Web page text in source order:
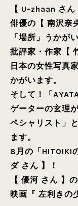
【 U-zhaan さ
俳優の【 南沢奈
「場所」うかが
批評家・作家【
日本の女性写真
かがいます。
そして！「
ゲーターの玄理
ペシャリスト」
ます。
8月の「HITOIKI
ダ さん 】！
【 優河 さん 】
映画『 左利きの